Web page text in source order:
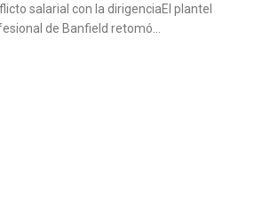
salarial con la dirigenciaEl plantel
de Banfield retomó…